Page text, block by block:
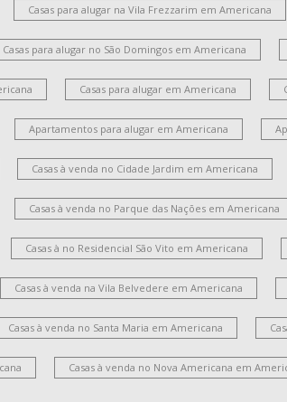
Casas para alugar na Vila Frezzarim em Americana
Casas para alugar no São Domingos em Americana
Casas para alugar em Americana
Apartamentos para alugar em Americana
Casas à venda no Cidade Jardim em Americana
Casas à venda no Parque das Nações em Americana
Casas à no Residencial São Vito em Americana
Casas à venda na Vila Belvedere em Americana
Casas à venda no Santa Maria em Americana
Casas à venda no Nova Americana em